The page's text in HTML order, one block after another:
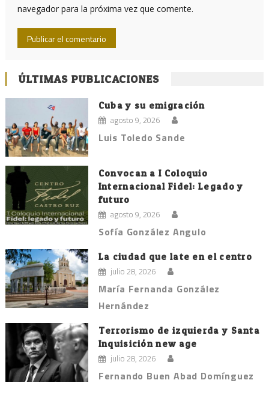
navegador para la próxima vez que comente.
ÚLTIMAS PUBLICACIONES
Cuba y su emigración
agosto 9, 2026
Luis Toledo Sande
Convocan a I Coloquio
Internacional Fidel: Legado y
futuro
agosto 9, 2026
Sofía González Angulo
La ciudad que late en el centro
julio 28, 2026
María Fernanda González
Hernández
Terrorismo de izquierda y Santa
Inquisición new age
julio 28, 2026
Fernando Buen Abad Domínguez